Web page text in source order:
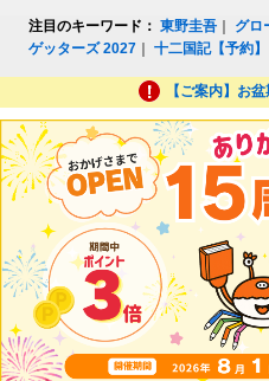
注目のキーワード： 東野圭吾 グロ
ゲッターズ 2027 ｜十二国記【予約】
【ご案内】お